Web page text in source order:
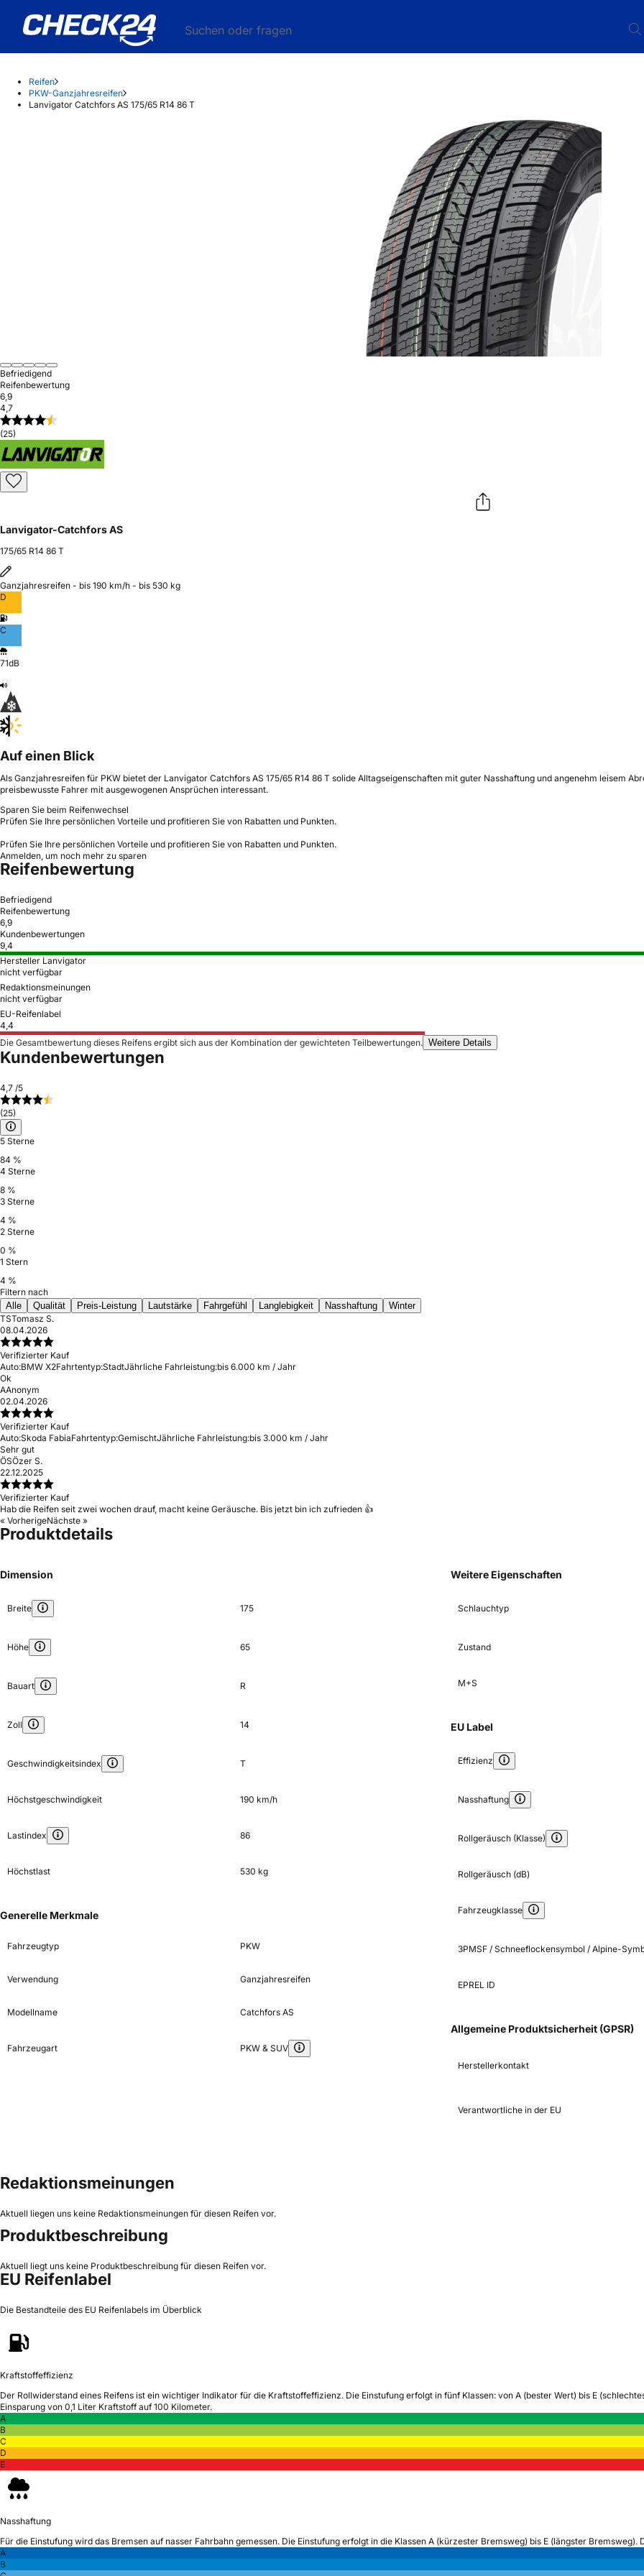
Suchen oder fragen
Reifen
PKW-Ganzjahresreifen
Lanvigator Catchfors AS 175/65 R14 86 T
Befriedigend
Reifenbewertung
6,9
4,7
(25)
Lanvigator-Catchfors AS
175/65 R14 86 T
Ganzjahresreifen - bis 190 km/h - bis 530 kg
D
C
71dB
Auf einen Blick
Als Ganzjahresreifen für PKW bietet der Lanvigator Catchfors AS 175/65 R14 86 T solide Alltagseigenschaften mit guter Nasshaftung und angenehm leisem
preisbewusste Fahrer mit ausgewogenen Ansprüchen interessant.
Sparen Sie beim Reifenwechsel
Prüfen Sie Ihre persönlichen Vorteile und profitieren Sie von Rabatten und Punkten.
Prüfen Sie Ihre persönlichen Vorteile und profitieren Sie von Rabatten und Punkten.
Anmelden, um noch mehr zu sparen
Reifenbewertung
Befriedigend
Reifenbewertung
6,9
Kundenbewertungen
9,4
Hersteller Lanvigator
nicht verfügbar
Redaktionsmeinungen
nicht verfügbar
EU-Reifenlabel
4,4
Die Gesamtbewertung dieses Reifens ergibt sich aus der Kombination der gewichteten Teilbewertungen. Weitere Details
Kundenbewertungen
4,7 /5
(25)
5 Sterne
84 %
4 Sterne
8 %
3 Sterne
4 %
2 Sterne
0 %
1 Stern
4 %
Filtern nach
Alle
Qualität Preis-Leistung Lautstärke Fahrgefühl Langlebigkeit Nasshaftung
Winter
TSTomasz S.
08.04.2026
Verifizierter Kauf
Auto:BMW X2Fahrtentyp:StadtJährliche Fahrleistung:bis 6.000 km / Jahr
Ok
AAnonym
02.04.2026
Verifizierter Kauf
Auto:Skoda FabiaFahrtentyp:GemischtJährliche Fahrleistung:bis 3.000 km / Jahr
Sehr gut
ÖSÖzer S.
22.12.2025
Verifizierter Kauf
Hab die Reifen seit zwei wochen drauf, macht keine Geräusche. Bis jetzt bin ich zufrieden 👍
« VorherigeNächste »
Produktdetails
Dimension
Breite 175
Höhe 65
Bauart R
Zoll 14
Geschwindigkeitsindex T
Höchstgeschwindigkeit 190 km/h
Lastindex 86
Höchstlast 530 kg
Generelle Merkmale
Fahrzeugtyp PKW
Verwendung Ganzjahresreifen
Modellname Catchfors AS
Fahrzeugart PKW & SUV
Weitere Eigenschaften
Schlauchtyp
Zustand
M+S
EU Label
Effizienz
Nasshaftung
Rollgeräusch (Klasse)
Rollgeräusch (dB)
Fahrzeugklasse
3PMSF / Schneeflockensymbol / Alpine-
EPREL ID
Allgemeine Produktsicherheit (GPSR)
Herstellerkontakt
Verantwortliche in der EU
Redaktionsmeinungen
Aktuell liegen uns keine Redaktionsmeinungen für diesen Reifen vor.
Produktbeschreibung
Aktuell liegt uns keine Produktbeschreibung für diesen Reifen vor.
EU Reifenlabel
Die Bestandteile des EU Reifenlabels im Überblick
Kraftstoffeffizienz
Der Rollwiderstand eines Reifens ist ein wichtiger Indikator für die Kraftstoffeffizienz. Die Einstufung erfolgt in fünf Klassen: von A (bester Wert) bis E
Einsparung von 0,1 Liter Kraftstoff auf 100 Kilometer.
A
B
C
D
E
Nasshaftung
Für die Einstufung wird das Bremsen auf nasser Fahrbahn gemessen. Die Einstufung erfolgt in die Klassen A (kürzester Bremsweg) bis E (längster
A
B